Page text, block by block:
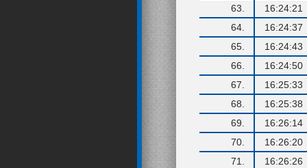
63.
16:24:21
64.
16:24:37
65.
16:24:43
66.
16:24:50
67.
16:25:33
68.
16:25:38
69.
16:26:14
70.
16:26:20
71.
16:26:26